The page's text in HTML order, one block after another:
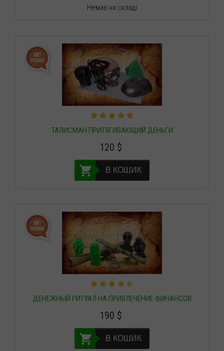
Немає на складі
ТАЛИСМАН ПРИТЯГИВАЮЩИЙ ДЕНЬГИ
120 $
В КОШИК
ДЕНЕЖНЫЙ РИТУАЛ НА ПРИВЛЕЧЕНИЕ ФИНАНСОВ
190 $
В КОШИК